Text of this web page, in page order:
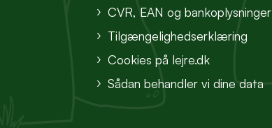
CVR, EAN og bankoplysninger
Tilgængelighedserklæring
Cookies på lejre.dk
Sådan behandler vi dine data